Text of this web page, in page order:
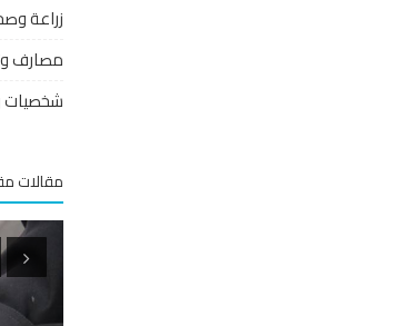
زراعة
مصارف
شخصيات
مقالات